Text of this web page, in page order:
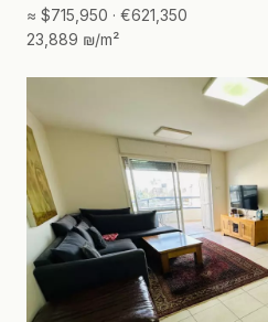
≈ $715,950 · €621,350
23,889 ₪/m²